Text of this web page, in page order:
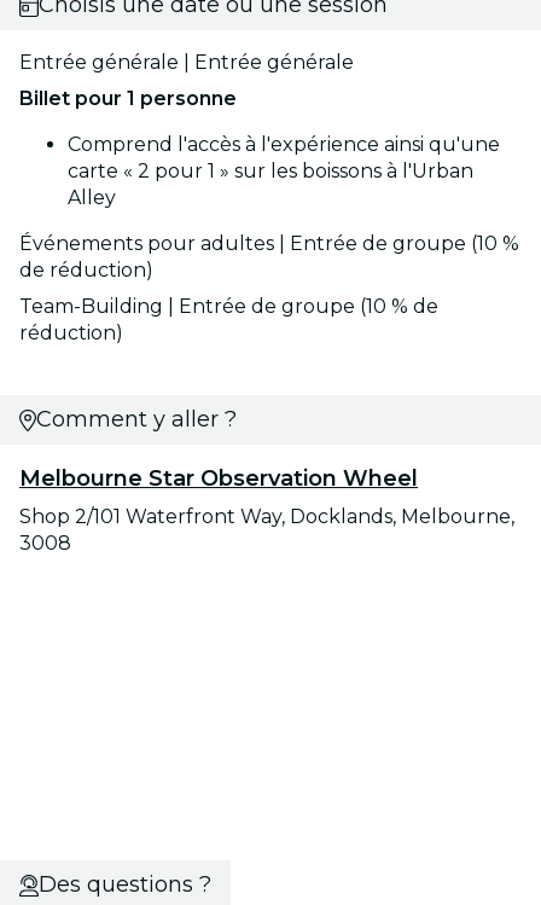
Entrée générale | Entrée générale
Billet pour 1 personne
Comprend l'accès à l'expérience ainsi qu'une
carte « 2 pour 1 » sur les boissons à l'Urban
Alley
Événements pour adultes | Entrée de groupe (10 %
de réduction)
Team-Building | Entrée de groupe (10 % de
réduction)
Comment y aller ?
Melbourne Star Observation Wheel
Shop 2/101 Waterfront Way, Docklands, Melbourne,
3008
Des questions ?